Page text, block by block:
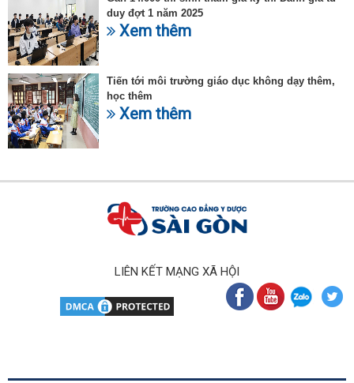
duy đợt 1 năm 2025
Xem thêm
Tiến tới môi trường giáo dục không dạy thêm,
học thêm
Xem thêm
LIÊN KẾT MẠNG XÃ HỘI